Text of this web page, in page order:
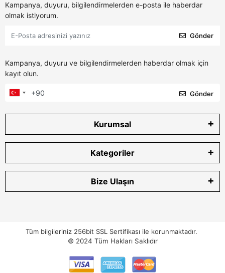
Kampanya, duyuru, bilgilendirmelerden e-posta ile haberdar
olmak istiyorum.
Gönder
Kampanya, duyuru ve bilgilendirmelerden haberdar olmak için
kayıt olun.
Gönder
Kurumsal
Kategoriler
Bize Ulaşın
Tüm bilgileriniz 256bit SSL Sertifikası ile korunmaktadır.
© 2024 Tüm Hakları Saklıdır